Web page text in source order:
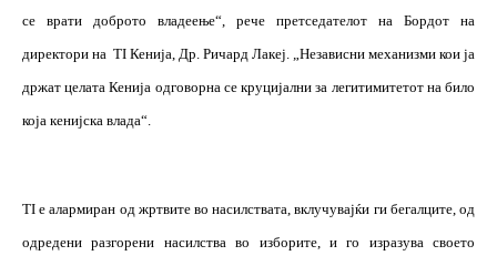
се врати доброто владеење“, рече претседателот на Бордот на
директори на TI Кенија, Др. Ричард Лакеј. „Независни механизми кои ја
држат целата Кенија одговорна се круцијални за легитимитетот на било
која кенијска влада“.
TI е алармиран од жртвите во насилствата, вклучувајќи ги бегалците, од
одредени разгорени насилства во изборите, и го изразува своето